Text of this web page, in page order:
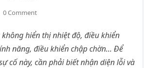
0 Comment
hiển thị nhiệt độ, điều khiển
năng, điều khiển chập chờn… Để
cố này, cần phải biết nhận diện lỗi và